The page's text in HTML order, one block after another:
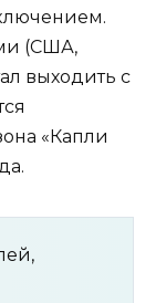
(США,
выходить с
«Капли